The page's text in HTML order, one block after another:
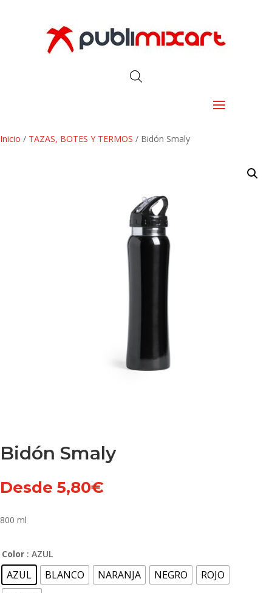
Inicio / TAZAS, BOTES Y TERMOS / Bidón Smaly
Bidón Smaly
Desde 5,80€
800 ml
Color : AZUL
AZUL BLANCO NARANJA NEGRO
ROJO